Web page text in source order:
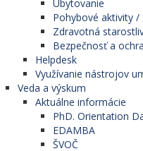
Ubytovanie
Pohybové aktivity /
Zdravotná
Bezpečnosť a
Helpdesk
Využívanie nástrojov
Veda a výskum
Aktuálne informácie
PhD. Orientation
EDAMBA
ŠVOČ